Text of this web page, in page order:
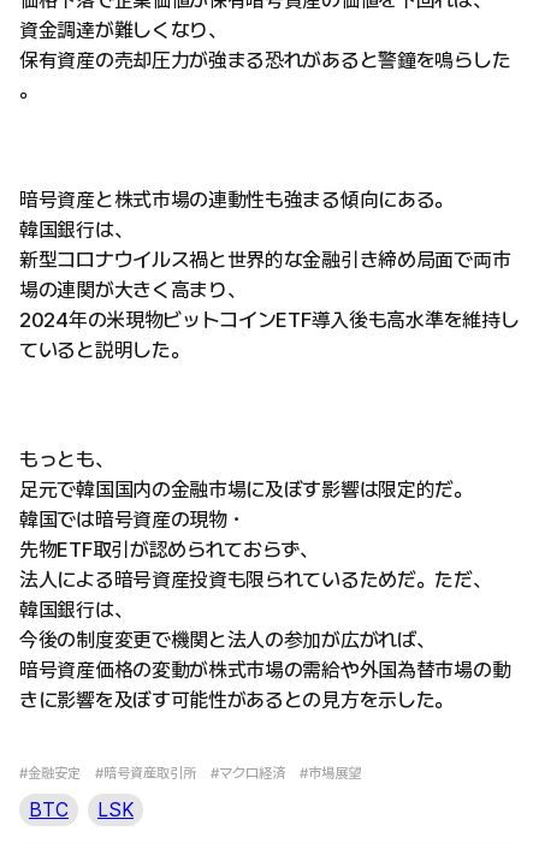
資金調達が難しくなり、
保有資産の売却圧力が強まる恐れがあると警鐘を鳴らした
。
暗号資産と株式市場の連動性も強まる傾向にある。
韓国銀行は、
新型コロナウイルス禍と世界的な金融引き締め局面で両市
場の連関が大きく高まり、
2024年の米現物ビットコインETF導入後も高水準を維持し
ていると説明した。
もっとも、
足元で韓国国内の金融市場に及ぼす影響は限定的だ。
韓国では暗号資産の現物・
先物ETF取引が認められておらず、
法人による暗号資産投資も限られているためだ。ただ、
韓国銀行は、
今後の制度変更で機関と法人の参加が広がれば、
暗号資産価格の変動が株式市場の需給や外国為替市場の動
きに影響を及ぼす可能性があるとの見方を示した。
#金融安定 #暗号資産取引所 #マクロ経済 #市場展望
BTC LSK